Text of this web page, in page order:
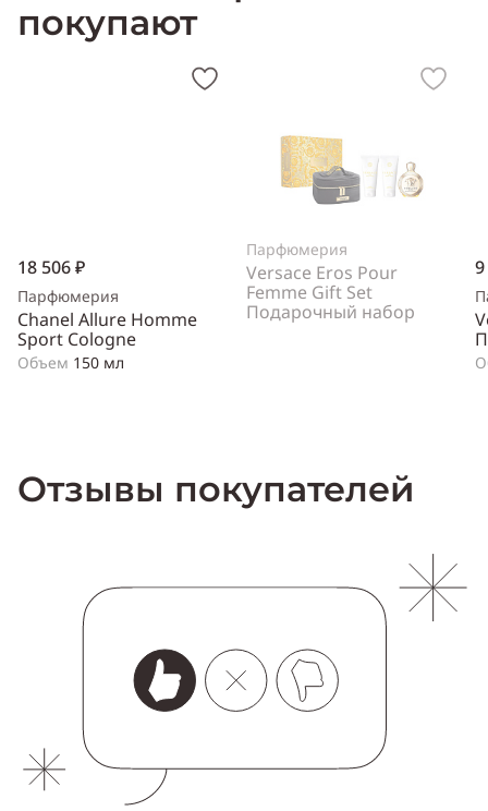
покупают
18 506 ₽
Парфюмерия
Chanel Allure Homme
Sport Cologne
Объем 150 мл
Парфюмерия
Versace Eros Pour
Femme Gift Set
Подарочный набор
Отзывы покупателей